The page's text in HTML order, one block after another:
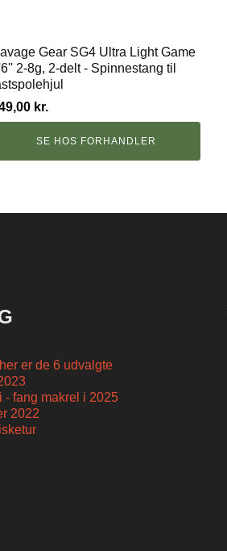
Gear SG4 Ultra Light Game
2-8g, 2-delt - Spinnestang til
kr.
SE HOS FORHANDLER
er de 6 udvalgte
- fang makrel i 2025
2022